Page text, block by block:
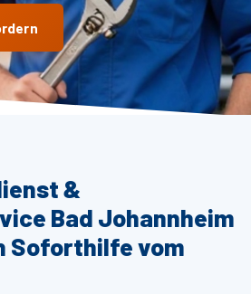
&
Bad Johannheim
Soforthilfe vom